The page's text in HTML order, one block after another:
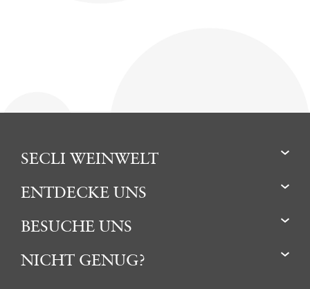
SECLI WEINWELT
ENTDECKE UNS
BESUCHE UNS
NICHT GENUG?